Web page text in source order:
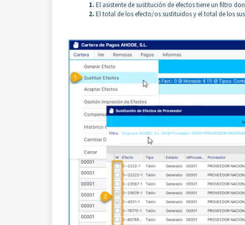
1. El asistente de sustitución de efectos tiene un filtro
2. El total de los efecto/os sustituidos y el total de los